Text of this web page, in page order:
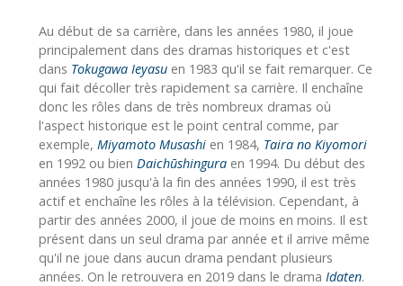
Au début de sa carrière, dans les années 1980, il joue
principalement dans des dramas historiques et c'est
dans Tokugawa Ieyasu en 1983 qu'il se fait remarquer. Ce
qui fait décoller très rapidement sa carrière. Il enchaîne
donc les rôles dans de très nombreux dramas où
l'aspect historique est le point central comme, par
exemple, Miyamoto Musashi en 1984, Taira no Kiyomori
en 1992 ou bien Daichūshingura en 1994. Du début des
années 1980 jusqu'à la fin des années 1990, il est très
actif et enchaîne les rôles à la télévision. Cependant, à
partir des années 2000, il joue de moins en moins. Il est
présent dans un seul drama par année et il arrive même
qu'il ne joue dans aucun drama pendant plusieurs
années. On le retrouvera en 2019 dans le drama Idaten.